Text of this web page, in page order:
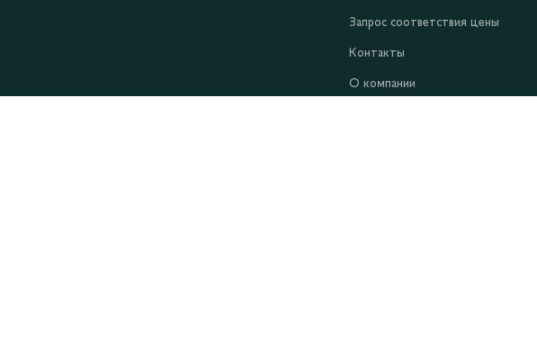
Запрос соответствия цены
Контакты
О компании